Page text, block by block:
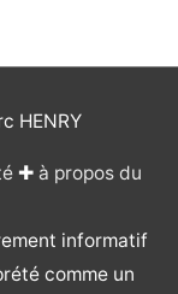
HENRY
✚ à propos du
informatif
comme un